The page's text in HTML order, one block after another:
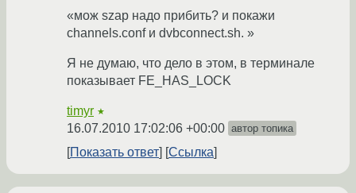
«мож szap надо прибить? и покажи
channels.conf и dvbconnect.sh. »
Я не думаю, что дело в этом, в терминале
показывает FE_HAS_LOCK
timyr ★
16.07.2010 17:02:06 +00:00 автор топика
Показать ответ Ссылка